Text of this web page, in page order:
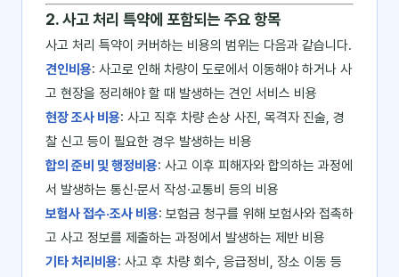
2. 사고 처리 특약에 포함되는 주요 항목
사고 처리 특약이 커버하는 비용의 범위는 다음과 같습니다.
견인비용: 사고로 인해 차량이 도로에서 이동해야 하거나 사
고 현장을 정리해야 할 때 발생하는 견인 서비스 비용
현장 조사 비용: 사고 직후 차량 손상 사진, 목격자 진술, 경
찰 신고 등이 필요한 경우 발생하는 비용
합의 준비 및 행정비용: 사고 이후 피해자와 합의하는 과정에
서 발생하는 통신·문서 작성·교통비 등의 비용
보험사 접수·조사 비용: 보험금 청구를 위해 보험사와 접촉하
고 사고 정보를 제출하는 과정에서 발생하는 제반 비용
기타 처리비용: 사고 후 차량 회수, 응급정비, 장소 이동 등